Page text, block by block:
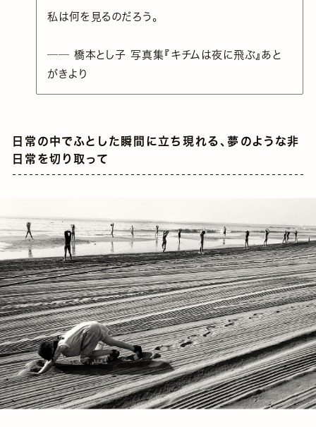
私は何を見るのだろう。
── 橋本とし子 写真集『キチムは夜に飛ぶ』あと
がきより
日常の中でふとした瞬間に立ち現れる、夢のような非
日常を切り取って